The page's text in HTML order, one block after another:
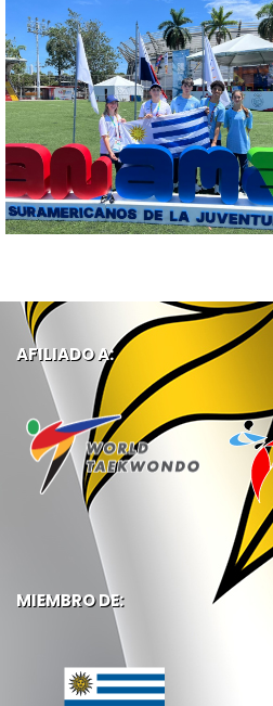
AFILIADO A:
MIEMBRO DE: